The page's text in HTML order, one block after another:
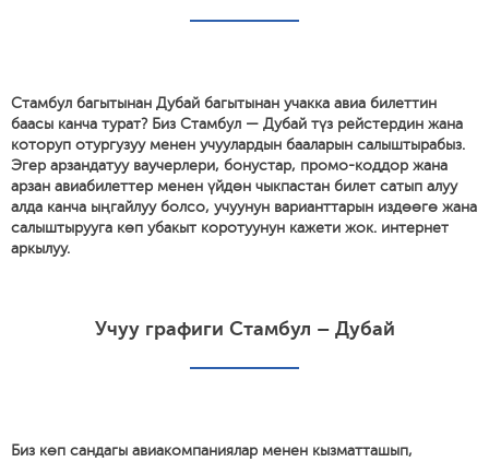
Стамбул багытынан Дубай багытынан учакка авиа билеттин
баасы канча турат? Биз Стамбул — Дубай түз рейстердин жана
которуп отургузуу менен учуулардын бааларын салыштырабыз.
Эгер арзандатуу ваучерлери, бонустар, промо-коддор жана
арзан авиабилеттер менен үйдөн чыкпастан билет сатып алуу
алда канча ыңгайлуу болсо, учуунун варианттарын издөөгө жана
салыштырууга көп убакыт коротуунун кажети жок. интернет
аркылуу.
Учуу графиги Стамбул – Дубай
Биз көп сандагы авиакомпаниялар менен кызматташып,